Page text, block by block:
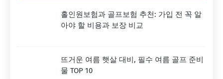
홀인원보험과 골프보험 추천: 가입 전 꼭 알
아야 할 비용과 보장 비교
뜨거운 여름 햇살 대비, 필수 여름 골프 준비
물 TOP 10